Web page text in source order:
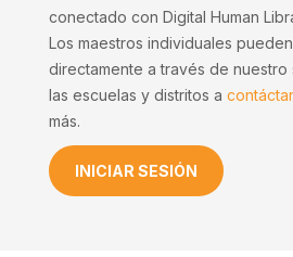
conectado con Digital Human
Los maestros individuales
directamente a través de nuestro
las escuelas y distritos a
más.
INICIAR SESIÓN